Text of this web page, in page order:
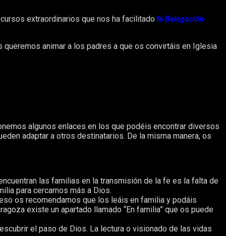
extraordinarios que nos ha facilitado la Delegación
animar a los padres a que os convirtáis en Iglesia
algunos enlaces en los que podéis encontrar diversos
adaptar a otros destinatarios. De la misma manera, os
las familias en la transmisión de la fe es la falta de
para cercarnos más a Dios.
os recomendamos que los leáis en familia y podáis
existe un apartado llamado “En familia” que os puede
el paso de Dios. La lectura o visionado de las vidas